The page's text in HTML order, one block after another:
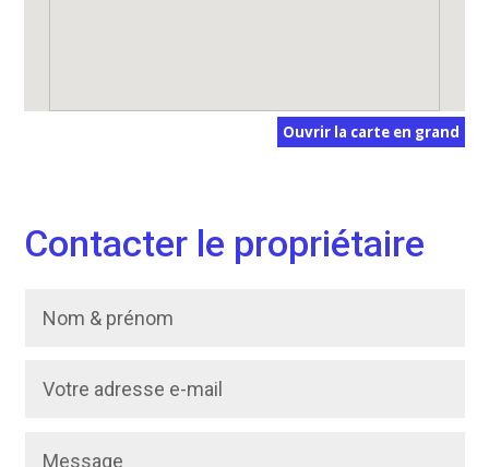
Ouvrir la carte en grand
Contacter le propriétaire